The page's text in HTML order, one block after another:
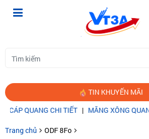
TIN KHUYẾN MÃI
CHI TIẾT|MĂNG XÔNG QUANG LÀ
Trang chủ ODF 8Fo